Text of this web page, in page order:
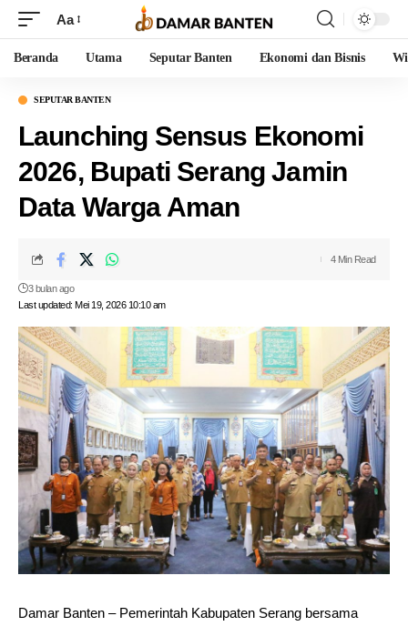
Aa
Beranda Utama Seputar Banten Ekonomi dan Bisnis
SEPUTAR BANTEN
Launching Sensus Ekonomi
2026, Bupati Serang Jamin
Data Warga Aman
Last updated: Mei 19, 2026 10:10 am
3 bulan ago
4 Min Read
Damar Banten – Pemerintah Kabupaten Serang bersama